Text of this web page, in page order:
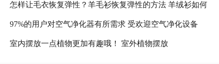
怎样让毛衣恢复弹性？羊毛衫恢复弹性的方法 羊绒衫如何
恢复弹性
97%的用户对空气净化器有所需求 受欢迎空气净化设备
室内摆放一点植物更加有趣哦！ 室外植物摆放